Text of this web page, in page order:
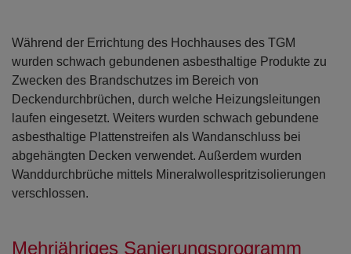
Während der Errichtung des Hochhauses des TGM
wurden schwach gebundenen asbesthaltige Produkte zu
Zwecken des Brandschutzes im Bereich von
Deckendurchbrüchen, durch welche Heizungsleitungen
laufen eingesetzt. Weiters wurden schwach gebundene
asbesthaltige Plattenstreifen als Wandanschluss bei
abgehängten Decken verwendet. Außerdem wurden
Wanddurchbrüche mittels Mineralwollespritzisolierungen
verschlossen.
Mehrjähriges Sanierungsprogramm